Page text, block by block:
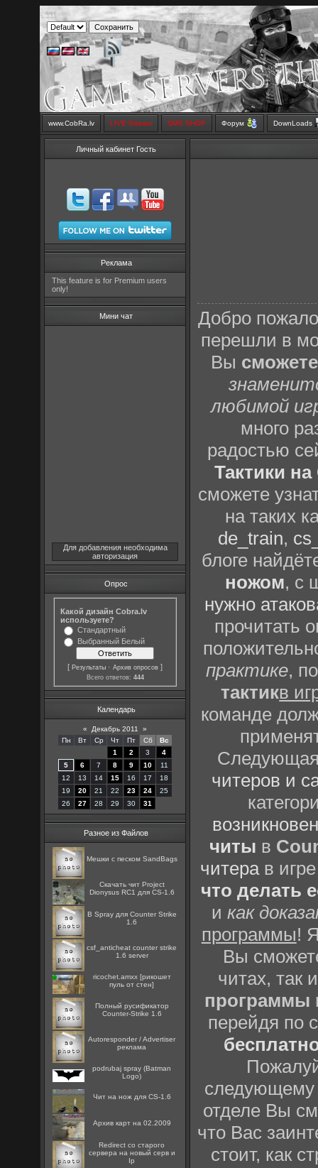
www.CobRa.lv LIVE Stream SMS SHOP Форум DownLoads
Личный кабинет Гость
Реклама
This feature is for Premium users
only!
Мини чат
Для добавления необходима
авторизация
Опрос
Какой дизайн Cobra.lv
используете?
Стандартный
Выбранный Белый
[Результаты ·Архив опросов ]
Всего ответов: 444
Календарь
« Декабрь 2011
»
Пн
Вт Ср Чт Пт Сб
Вс
1
2 3
4
5
6 7 8 9 10
11
12
13 14 15 16 17
18
19
20 21 22 23 24
25
26
27 28 29 30 31
Разное из Файлов
Мешки с песком SandBags
Скачать чит Project
Dionysus RC1 для CS-1.6
B Spray для Counter Strike
1.6
csf_anticheat counter strike
1.6 server
ricochet.amxx [рикошет
пуль от стен]
Полный русификатор
Counter-Strike 1.6
Autoresponder / Advertiser
реклама
podrubaj spray (Batman
Logo)
Чит на нож для CS-1.6
Архив карт на 02.2009
Redirect со старого
сервера на новый серв и
Ip
Добро
перешли в
Вы
любимой
много
радостью
Тактики
сможете
на таких
de_train,
блоге
ножом, с
нужно
прочитать
практике,
тактикв
команде
Следующая
читеров и
читы в
читерав
что делать
икак
программы!
Вы
читах, так
программы
перейдя по
отделе Вы
что Вас
стоит, как